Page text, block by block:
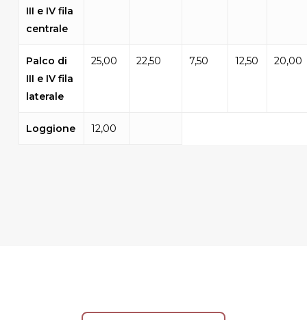
III e IV fila
centrale
Palco di
III e IV fila
laterale
25,00 22,50 7,50 12,50 20,00
Loggione 12,00